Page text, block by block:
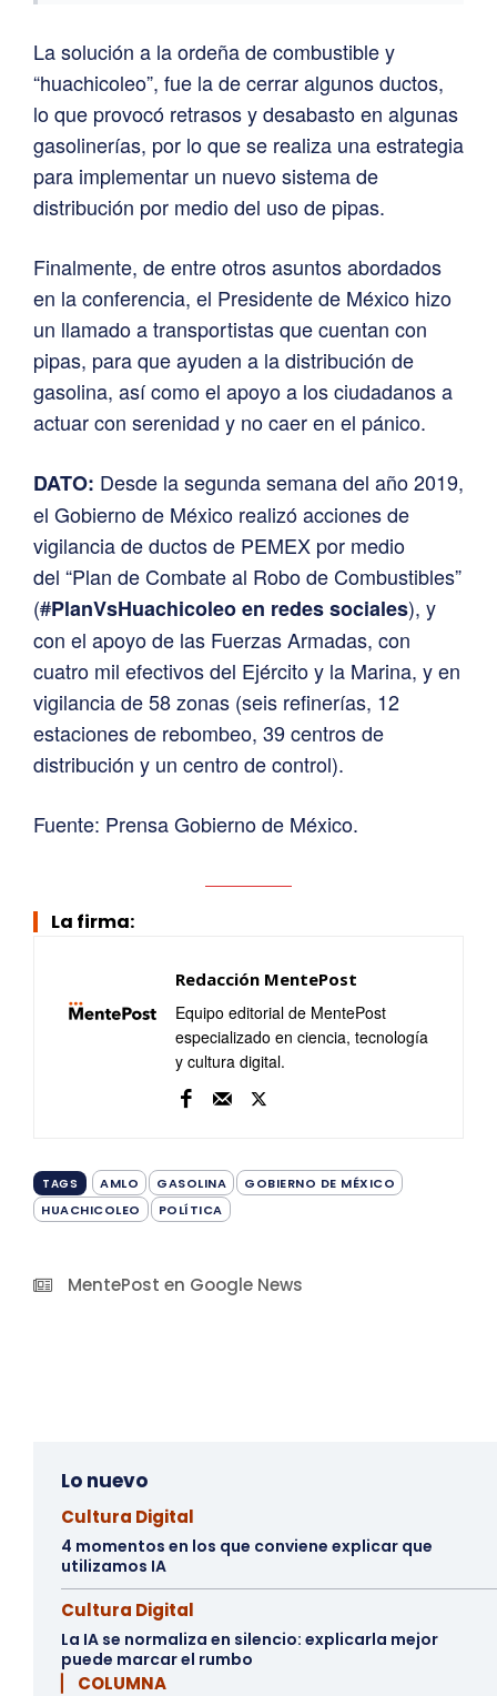
La solución a la ordeña de combustible y
“huachicoleo”, fue la de cerrar algunos ductos,
lo que provocó retrasos y desabasto en algunas
gasolinerías, por lo que se realiza una estrategia
para implementar un nuevo sistema de
distribución por medio del uso de pipas.
Finalmente, de entre otros asuntos abordados
en la conferencia, el Presidente de México hizo
un llamado a transportistas que cuentan con
pipas, para que ayuden a la distribución de
gasolina, así como el apoyo a los ciudadanos a
actuar con serenidad y no caer en el pánico.
DATO: Desde la segunda semana del año 2019,
el Gobierno de México realizó acciones de
vigilancia de ductos de PEMEX por medio
del “Plan de Combate al Robo de Combustibles”
(#PlanVsHuachicoleo en redes sociales), y
con el apoyo de las Fuerzas Armadas, con
cuatro mil efectivos del Ejército y la Marina, y en
vigilancia de 58 zonas (seis refinerías, 12
estaciones de rebombeo, 39 centros de
distribución y un centro de control).
Fuente: Prensa Gobierno de México.
La firma:
Redacción MentePost
Equipo editorial de MentePost
especializado en ciencia, tecnología
y cultura digital.
TAGS AMLO GASOLINA
GOBIERNO DE MÉXICO
HUACHICOLEO
POLÍTICA
MentePost en Google News
Lo nuevo
Cultura Digital
4 momentos en los que conviene explicar que
utilizamos IA
Cultura Digital
La IA se normaliza en silencio: explicarla mejor
puede marcar el rumbo
▏ COLUMNA